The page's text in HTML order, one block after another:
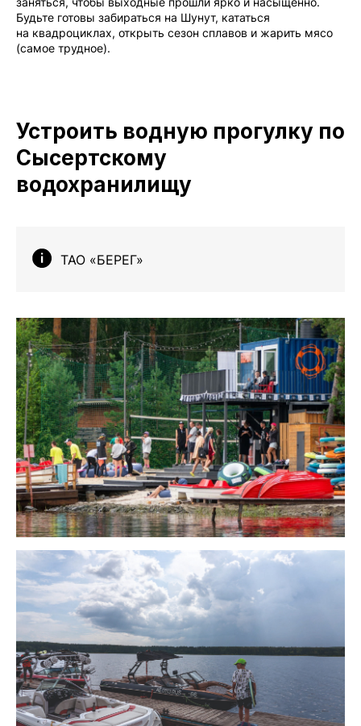
Будьте готовы забираться на Шунут, кататься
на квадроциклах, открыть сезон сплавов и жарить мясо
(самое трудное).
Устроить водную прогулку по
Сысертскому
водохранилищу
ТАО «БЕРЕГ»